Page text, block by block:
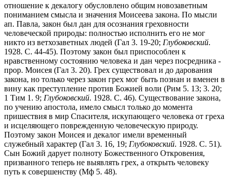
отношение к декалогу обусловлено общим новозаветным
пониманием смысла и значения Моисеева закона. По мысли
ап. Павла, закон был дан для осознания греховности
человеческой природы: полностью исполнить его не мог
никто из ветхозаветных людей (Гал 3. 19-20; Глубоковский.
1928. С. 44-45). Поэтому закон был приспособлен к
нравственному состоянию человека и дан через посредника -
прор. Моисея (Гал 3. 20). Грех существовал и до дарования
закона, но только через закон грех мог быть познан и вменен в
вину как преступление против Божией воли (Рим 5. 13; 3. 20;
1 Тим 1. 9; Глубоковский. 1928. С. 46). Существование закона,
по учению апостола, имело смысл только до момента
пришествия в мир Спасителя, искупающего человека от греха
и исцеляющего поврежденную человеческую природу.
Поэтому закон Моисея и декалог имели временный
служебный характер (Гал 3. 16, 19; Глубоковский. 1928. C. 51).
Сын Божий дарует полноту Божественного Откровения,
призванного теперь не выявлять грех, а открыть человеку
путь к совершенству (Мф 5. 48).